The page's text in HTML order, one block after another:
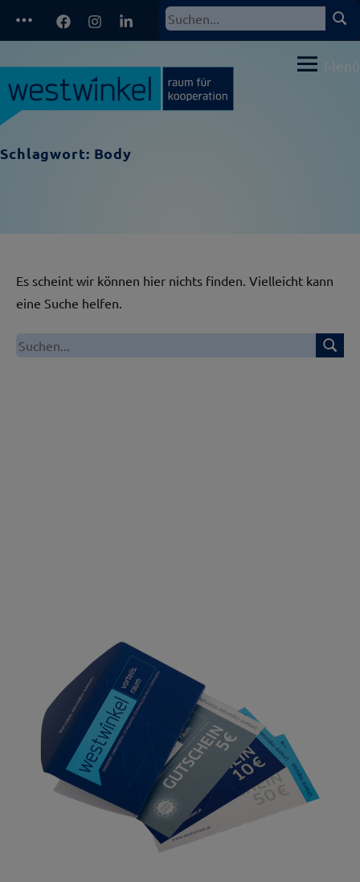
FacebookInstagramLinkedIn
Suchen
Menü
Schlagwort: Body
Es scheint wir können hier nichts finden. Vielleicht kann
eine Suche helfen.
Suchen